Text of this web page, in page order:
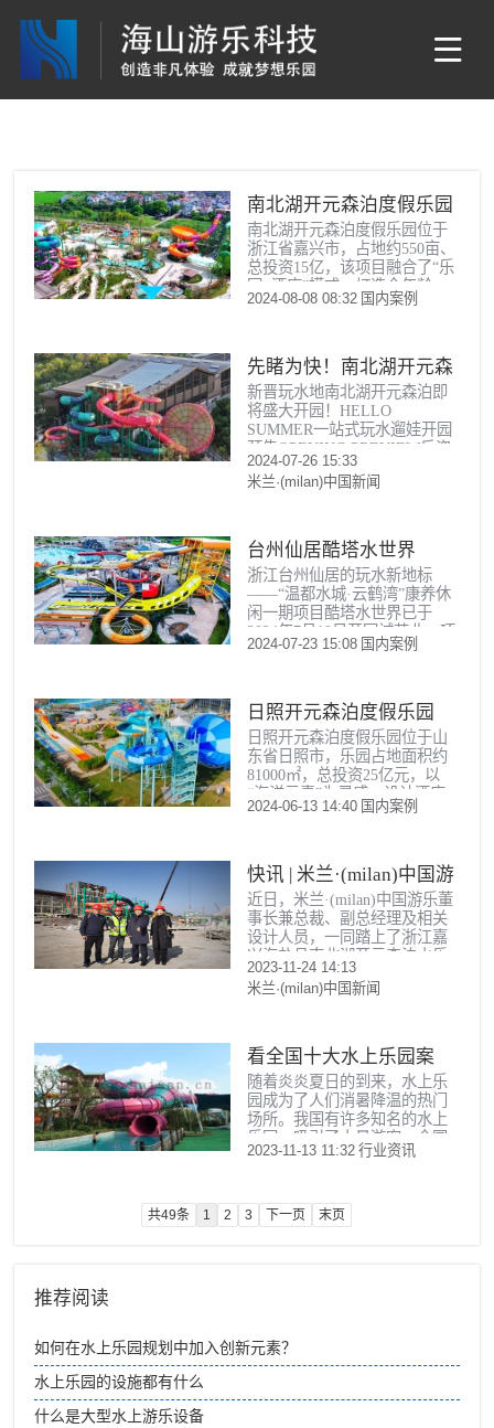
南北湖开元森泊度假乐园
南北湖开元森泊度假乐园位于
浙江省嘉兴市，占地约550亩、
总投资15亿，该项目融合了“乐
园+酒店”模式，打造全年龄
段、全天候的一站式休闲旅游
务会展四大
2024-08-08 08:32 国内案例
先睹为快！南北湖开元森
泊度假乐园即将开园
新晋玩水地南北湖开元森泊即
将盛大开园！HELLO
SUMMER一站式玩水遛娃开园
预告OPENING PREVIEW斥资
15亿，占地550亩31000㎡室内
外水乐园2300 ㎡室内儿童乐园
2024-07-26 15:33
米兰·(milan)中国新闻
台州仙居酷塔水世界
浙江台州仙居的玩水新地标
——“温都水城·云鹤湾”康养休
闲一期项目酷塔水世界已于
2024年7月19日开园试营业。项
目总投资约20亿元，占地面积
内外
2024-07-23 15:08 国内案例
日照开元森泊度假乐园
日照开元森泊度假乐园位于山
东省日照市，乐园占地面积约
81000㎡，总投资25亿元，以
“海洋元素”为灵感，设计酒店
+乐园两大核心板块，建有热带
园、原生
2024-06-13 14:40 国内案例
快讯 | 米兰·(milan)中国游
乐董事长一行视察南北湖
开元森泊水乐园项目进展
情况
近日，米兰·(milan)中国游乐董
事长兼总裁、副总经理及相关
设计人员，一同踏上了浙江嘉
兴海盐县南北湖开元森泊水乐
园项目实地视察之行。在业主
方领导陪同下深入项目现场，
2023-11-24 14:13
米兰·(milan)中国新闻
看全国十大水上乐园案
例，揭秘水乐园设计秘
诀！
随着炎炎夏日的到来，水上乐
园成为了人们消暑降温的热门
场所。我国有许多知名的水上
乐园，吸引了大量游客。全国
十大水上乐园各有特色，它们
设计秘诀，带您领略水乐园的
魅力。【小标题 1：水上乐园
的视觉冲击。例如，长隆水上
乐...
2023-11-13 11:32 行业资讯
共49条 1 2 3 下一页 末页
推荐阅读
如何在水上乐园规划中加入创新元素？
水上乐园的设施都有什么
什么是大型水上游乐设备